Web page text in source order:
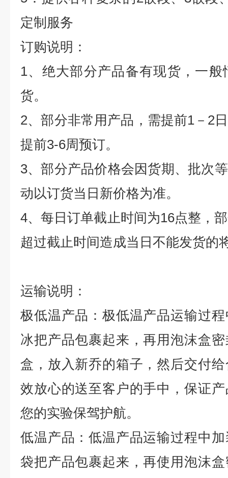
定制服务
订购说明：
1、绝大部分产品备有现货，一
货。
2、部分非常用产品，需提前1 － 2
提前3-6周预订。
3、部分产品价格会因货期、批次
动以订货当日新价格为准。
4、每日订单截止时间为16点整，
超过截止时间造成当日不能发货的
运输说明：
极低温产品：极低温产品运输过
冰把产品包裹起来，再用泡沫盒
盒，放入新乔的箱子，然后交付
效放心的送至客户的手中，保证
您的实验保驾护航。
低温产品：低温产品运输过程中
袋把产品包裹起来，再使用泡沫